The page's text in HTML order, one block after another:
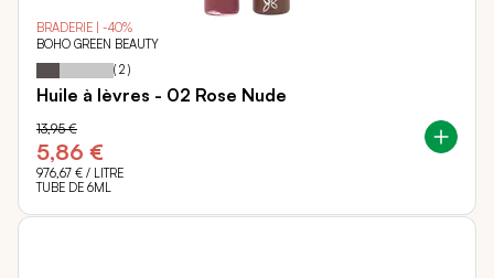
BRADERIE | -40%
BOHO GREEN BEAUTY
Notation: 30
% of
( 2 )
Huile à lèvres - 02 Rose Nude
5,86 €
13,95 €
976,67 € / LITRE
TUBE DE 6ML